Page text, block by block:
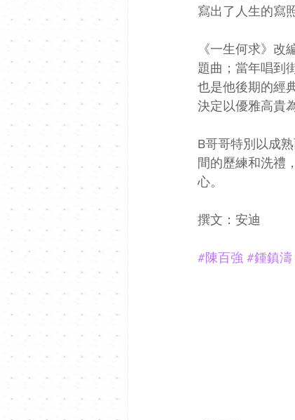
寫出了人生的寫
《一生何求》
題曲；當年唱到
也是他後期的經
決定以優雅高貴
B哥哥特別以成
間的歷練和洗禮
心。
撰文：安迪
#陳百強 #鍾鎮濤